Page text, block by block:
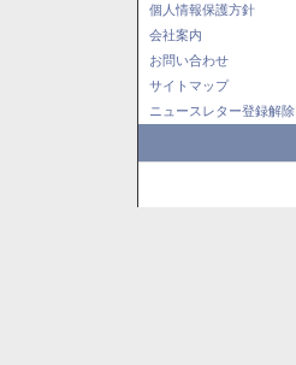
個人情報保護方針
会社案内
お問い合わせ
サイトマップ
ニュースレター登録解除